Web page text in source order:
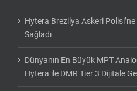
Hytera Brezilya Askeri
Sağladı
Dünyanın En Büyük MPT
Hytera ile DMR Tier 3 Dijitale